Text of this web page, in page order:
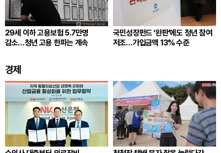
29세 이하 고용보험 5.7만명
감소…청년 고용 한파는 계속
국민성장펀드 ‘완판’에도 청년 참여
저조…가입금액 13% 수준
경제